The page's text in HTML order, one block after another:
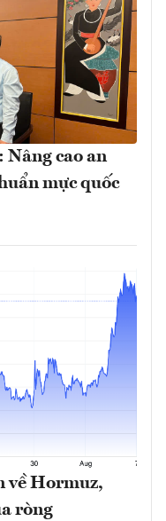
Nâng cao an
mực quốc
về Hormuz,
ròng